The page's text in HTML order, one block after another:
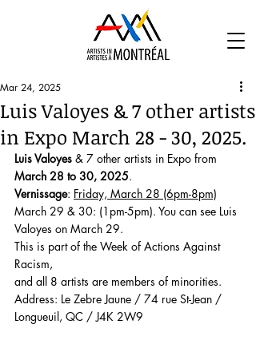
Luis Valoyes & 7 other artists
in Expo March 28 - 30, 2025.
Mar 24, 2025
Luis Valoyes & 7 other artists in Expo from
March 28 to 30, 2025.
Vernissage: Friday, March 28 (6pm-8pm)
March 29 & 30: (1pm-5pm). You can see Luis
Valoyes on March 29.
This is part of the Week of Actions Against
Racism,
and all 8 artists are members of minorities.
Address: Le Zebre Jaune / 74 rue St-Jean /
Longueuil, QC / J4K 2W9